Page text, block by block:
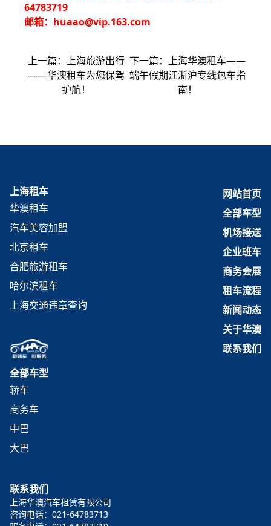
64783719
邮箱：huaao@vip.163.com
上一篇： 上海旅游出行
——华澳租车为您保驾
护航！
下一篇： 上海华澳租车——
端午假期江浙沪专线包车指
南！
网站首页
全部车型
机场接送
企业班车
商务会展
租车流程
新闻动态
关于华澳
联系我们
上海租车
华澳租车
汽车美容加盟
北京租车
合肥旅游租车
哈尔滨租车
上海交通违章查询
全部车型
轿车
商务车
中巴
大巴
联系我们
上海华澳汽车租赁有限公司
咨询电话：021-64783713